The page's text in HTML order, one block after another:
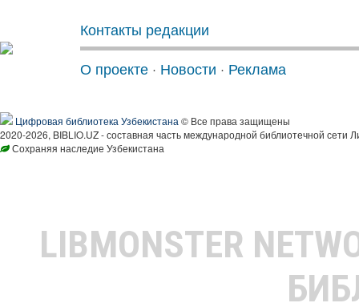
Контакты редакции
О проекте · Новости · Реклама
Цифровая библиотека Узбекистана © Все права защищены
2020-2026, BIBLIO.UZ - составная часть международной библиотечной сети
Сохраняя наследие Узбекистана
LIBMONSTER